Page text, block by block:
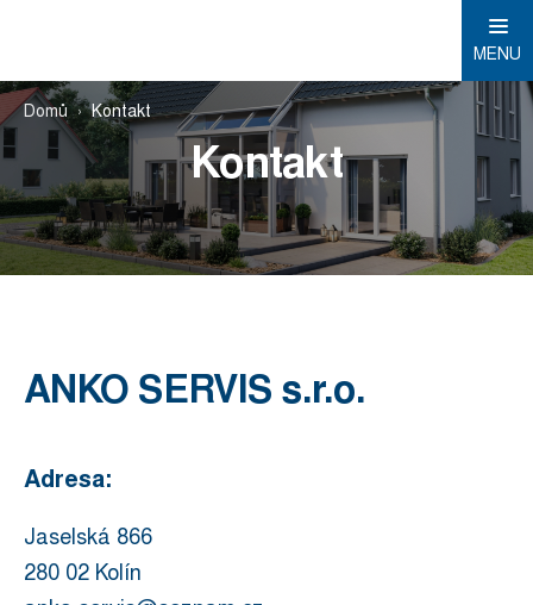
MENU
Domů Kontakt
Kontakt
ANKO SERVIS s.r.o.
Adresa:
Jaselská 866
280 02 Kolín